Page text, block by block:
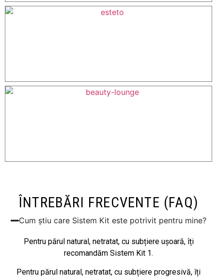
ÎNTREBĂRI FRECVENTE (FAQ)
Cum știu care Sistem Kit este potrivit pentru mine?
Pentru părul natural, netratat, cu subțiere ușoară, îți
recomandăm Sistem Kit 1.
Pentru părul natural, netratat, cu subțiere progresivă, îți